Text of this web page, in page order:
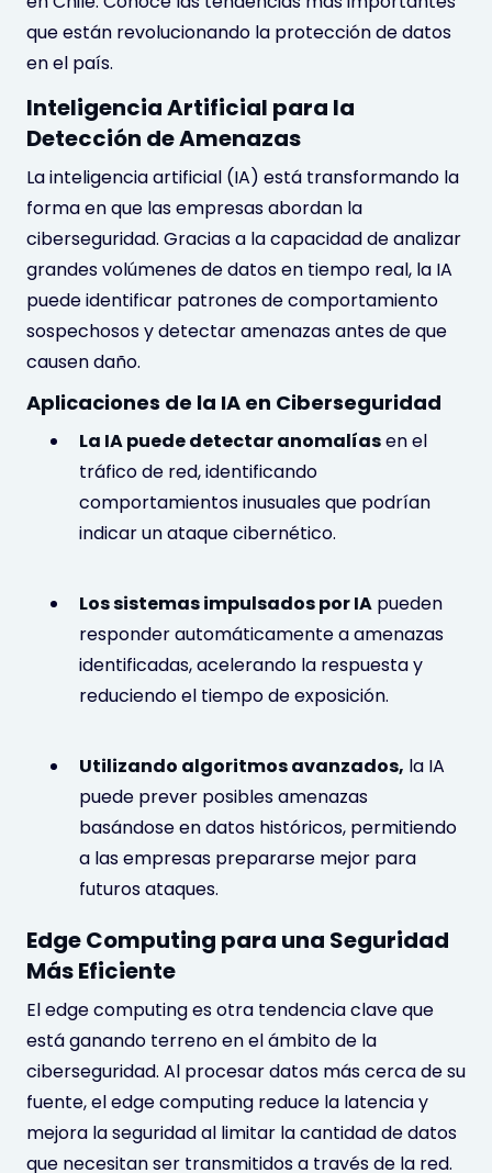
que están revolucionando la protección de datos
en el país.
Inteligencia Artificial para la
Detección de Amenazas
La inteligencia artificial (IA) está transformando la
forma en que las empresas abordan la
ciberseguridad. Gracias a la capacidad de analizar
grandes volúmenes de datos en tiempo real, la IA
puede identificar patrones de comportamiento
sospechosos y detectar amenazas antes de que
causen daño.
Aplicaciones de la IA en Ciberseguridad
La IA puede detectar anomalíasen el
tráfico de red, identificando
comportamientos inusuales que podrían
indicar un ataque cibernético.
Los sistemas impulsados por IA pueden
responder automáticamente a amenazas
identificadas, acelerando la respuesta y
reduciendo el tiempo de exposición.
Utilizando algoritmos avanzados, la IA
puede prever posibles amenazas
basándose en datos históricos, permitiendo
a las empresas prepararse mejor para
futuros ataques.
Edge Computing para una Seguridad
Más Eficiente
El edge computing es otra tendencia clave que
está ganando terreno en el ámbito de la
ciberseguridad. Al procesar datos más cerca de su
fuente, el edge computing reduce la latencia y
mejora la seguridad al limitar la cantidad de datos
que necesitan ser transmitidos a través de la red.